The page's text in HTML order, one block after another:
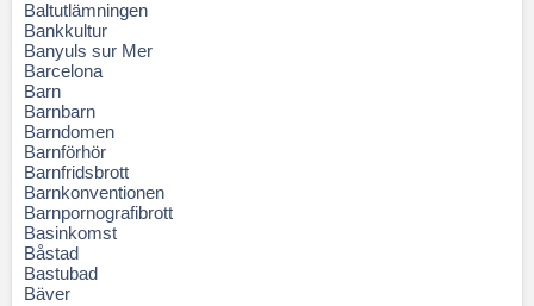
Baltutlämningen
Bankkultur
Banyuls sur Mer
Barcelona
Barn
Barnbarn
Barndomen
Barnförhör
Barnfridsbrott
Barnkonventionen
Barnpornografibrott
Basinkomst
Båstad
Bastubad
Bäver